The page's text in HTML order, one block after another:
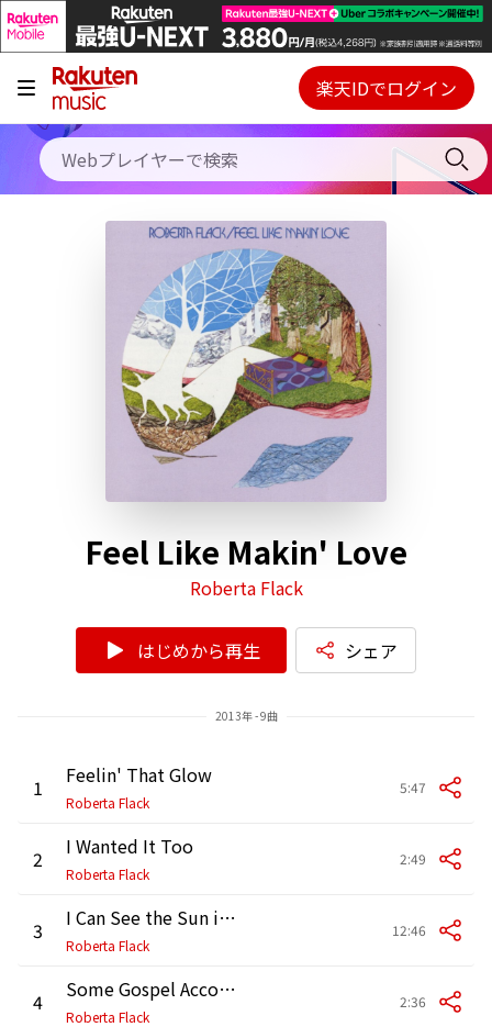
キャンペーン
料金プラン
使い方
初回30日間無料お試し
Webプレイヤー
ご契約内容の確認・変更
楽天IDでログイン
Feel Like Makin' Love
Roberta Flack
はじめから再生 シェア
2013年 - 9曲
1 Feelin' That Glow
Roberta Flack
5:47
2 I Wanted It Too
Roberta Flack
2:49
3 I Can See the Sun in Late December
Roberta Flack
12:46
4 Some Gospel According to Matthew
Roberta Flack
2:36